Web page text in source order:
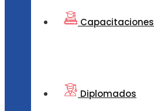
Capacitaciones
Diplomados